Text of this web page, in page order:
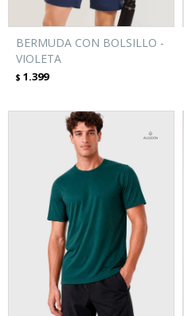
BERMUDA CON BOLSILLO -
VIOLETA
$ 1.399